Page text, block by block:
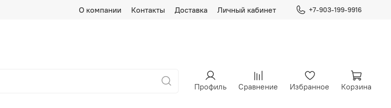
О компании Контакты Доставка Личный кабинет +7-903-199-9916
Профиль Сравнение Избранное Корзина